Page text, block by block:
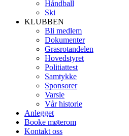
Håndball
Ski
KLUBBEN
Bli medlem
Dokumenter
Grasrotandelen
Hovedstyret
Politiattest
Samtykke
Sponsorer
Varsle
Vår historie
Anlegget
Booke møterom
Kontakt oss